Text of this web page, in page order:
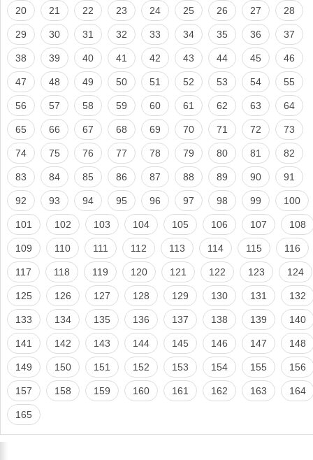
20 21 22 23 24 25 26 27 28
29 30 31 32 33 34 35 36 37
38 39 40 41 42 43 44 45 46
47 48 49 50 51 52 53 54 55
56 57 58 59 60 61 62 63 64
65 66 67 68 69 70 71 72 73
74 75 76 77 78 79 80 81 82
83 84 85 86 87 88 89 90 91
92 93 94 95 96 97 98 99 100
101 102 103 104 105 106 107 108
109 110 111 112 113 114 115 116
117 118 119 120 121 122 123 124
125 126 127 128 129 130 131 132
133 134 135 136 137 138 139 140
141 142 143 144 145 146 147 148
149 150 151 152 153 154 155 156
157 158 159 160 161 162 163 164
165